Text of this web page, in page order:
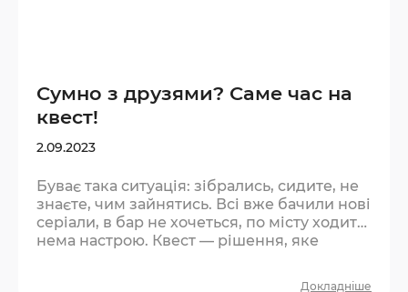
Сумно з друзями? Саме час на
квест!
2.09.2023
Буває така ситуація: зібрались, сидите, не
знаєте, чим зайнятись. Всі вже бачили нові
серіали, в бар не хочеться, по місту ходити
нема настрою. Квест — рішення, яке
Докладніше